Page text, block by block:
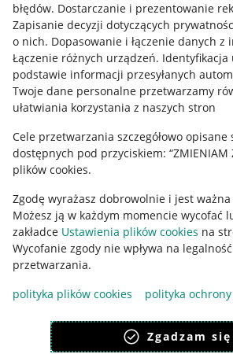
błędów. Dostarczanie i prezentowanie
Zapisanie decyzji dotyczących
o nich. Dopasowanie i łączenie danych z
Łączenie różnych urządzeń. Identyfikacja
podstawie informacji przesyłanych
Twoje dane personalne przetwarzamy
ułatwiania korzystania z naszych stron
Cele przetwarzania szczegółowo
dostępnych pod przyciskiem: “ZMIENIAM
plików cookies.
Zgodę wyrażasz dobrowolnie i jest ważna
Możesz ją w każdym momencie wycofać
zakładce Ustawienia plików cookies na
Wycofanie zgody nie wpływa na
przetwarzania.
polityka plików cookies
polityka
Zgadzam się
Informacje prawne
Regulamin
Polityka plików "cookies"
Ustawienia plików "cookies"
Udostępnianie lokalizacji
Informacje dla Aktu o Usługach Cyfrowych
Pobierz aplikację